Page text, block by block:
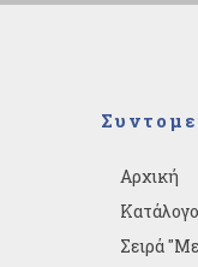
Αρχική
Σειρά